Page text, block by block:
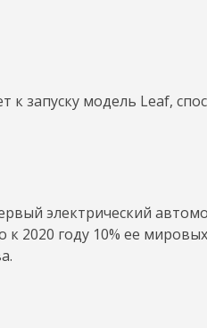
к запуску модель Leaf,
электрический
к 2020 году 10% ее